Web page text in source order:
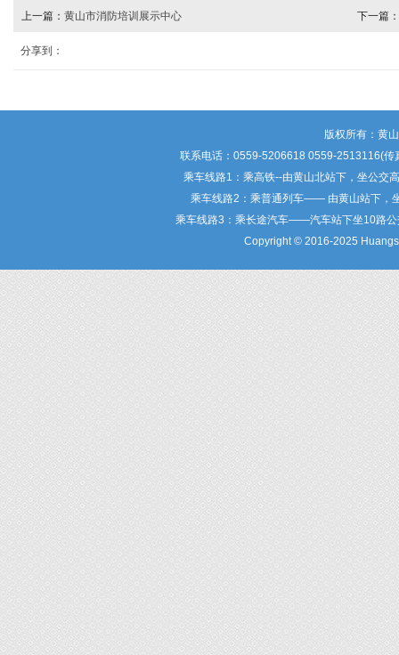
上一篇： 黄山市消防培训展示中心 下一篇：
分享到：
版权所有：
联系电话：0559-5206618 0559-2513116(
乘车线路1：乘高铁--由黄山北站下，坐公交
乘车线路2：乘普通列车—— 由黄山站下，
乘车线路3：乘长途汽车——汽车站下坐10路公
Copyright © 2016-2025